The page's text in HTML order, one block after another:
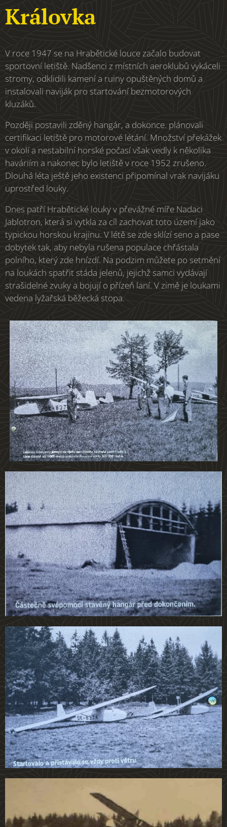
Královka
V roce 1947 se na Hrabětické louce začalo budovat
sportovní letiště. Nadšenci z místních aeroklubů vykáceli
stromy, odklidili kamení a ruiny opuštěných domů a
instalovali naviják pro startování bezmotorových
kluzáků.
Později postavili zděný hangár, a dokonce. plánovali
certifikaci letiště pro motorové létání. Množství překážek
v okolí a nestabilní horské počasí však vedly k několika
haváriím a nakonec bylo letiště v roce 1952 zrušeno.
Dlouhá léta ještě jeho existenci připomínal vrak navijáku
uprostřed louky.
Dnes patří Hrabětické louky v převážné míře Nadaci
Jablotron, která si vytkla za cíl zachovat toto území jako
typickou horskou krajinu. V létě se zde sklízí seno a pase
dobytek tak, aby nebyla rušena populace chřástala
polního, který zde hnízdí. Na podzim můžete po setmění
na loukách spatřit stáda jelenů, jejichž samci vydávají
strašidelné zvuky a bojují o přízeň laní. V zimě je loukami
vedena lyžařská běžecká stopa.